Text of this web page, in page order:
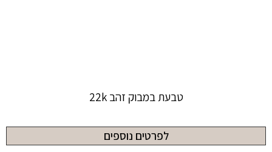
טבעת במבוק זהב 22k
לפרטים נוספים